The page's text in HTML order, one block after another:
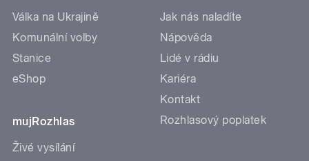
Válka na Ukrajině
Komunální volby
Stanice
eShop
mujRozhlas
Živé vysílání
Jak nás naladíte
Nápověda
Lidé v rádiu
Kariéra
Kontakt
Rozhlasový poplatek